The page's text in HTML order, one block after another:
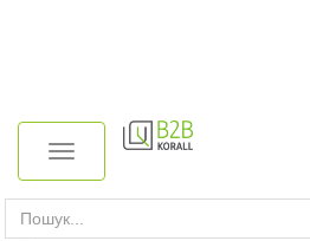
navigation
Toggle